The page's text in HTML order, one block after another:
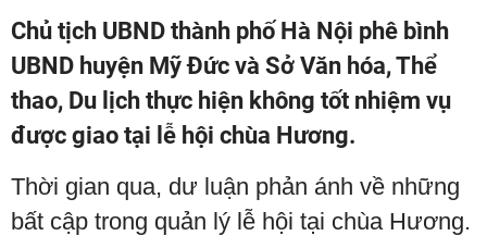
Chủ tịch UBND thành phố Hà Nội phê bình
UBND huyện Mỹ Đức và Sở Văn hóa, Thể
thao, Du lịch thực hiện không tốt nhiệm vụ
được giao tại lễ hội chùa Hương.
Thời gian qua, dư luận phản ánh về những
bất cập trong quản lý lễ hội tại chùa Hương.